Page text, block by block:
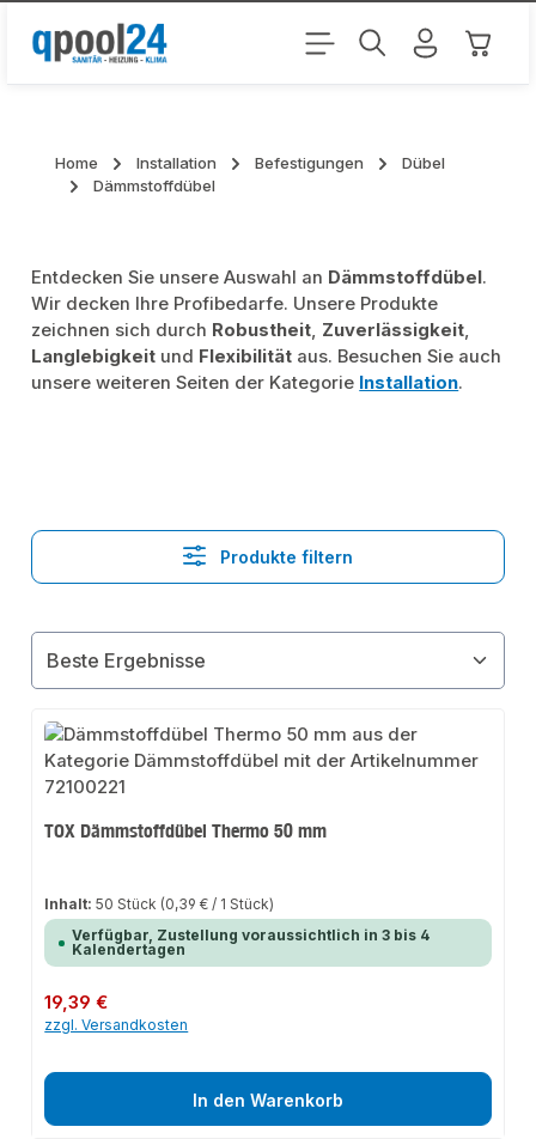
Zum Hauptinhalt springen
Home Installation Befestigungen
Dübel
Dämmstoffdübel
Entdecken Sie unsere Auswahl an Dämmstoffdübel.
Wir decken Ihre Profibedarfe. Unsere Produkte
zeichnen sich durch Robustheit, Zuverlässigkeit,
Langlebigkeit und Flexibilität aus. Besuchen Sie auch
unsere weiteren Seiten der Kategorie Installation.
Produkte filtern
TOX Dämmstoffdübel Thermo 50 mm
Inhalt:50 Stück (0,39 € / 1 Stück)
Verfügbar, Zustellung voraussichtlich in 3 bis 4
Kalendertagen
Regulärer Preis:
19,39 €
zzgl. Versandkosten
In den Warenkorb